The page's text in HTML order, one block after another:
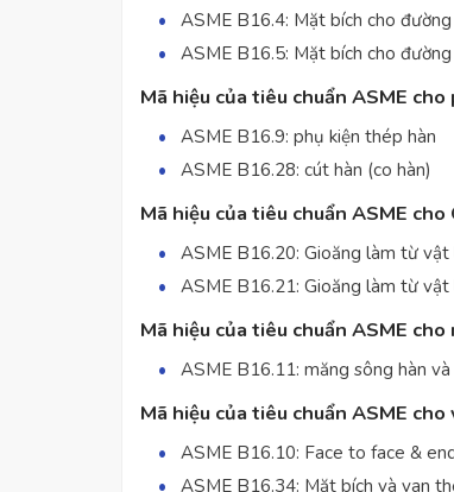
ASME B16.4: Mặt bích cho
ASME B16.5: Mặt bích cho
Mã hiệu của tiêu chuẩn ASME cho
ASME B16.9: phụ kiện thép hàn
ASME B16.28: cút hàn (co hàn)
Mã hiệu của tiêu chuẩn ASME cho
ASME B16.20: Gioăng làm từ vật
ASME B16.21: Gioăng làm từ vật
Mã hiệu của tiêu chuẩn ASME
ASME B16.11: măng sông hàn
Mã hiệu của tiêu chuẩn ASME cho
ASME B16.10: Face to face &
ASME B16.34: Mặt bích và van